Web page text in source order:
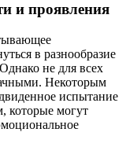
и проявления
в разнообразие
не для всех
Некоторым
испытание
которые могут